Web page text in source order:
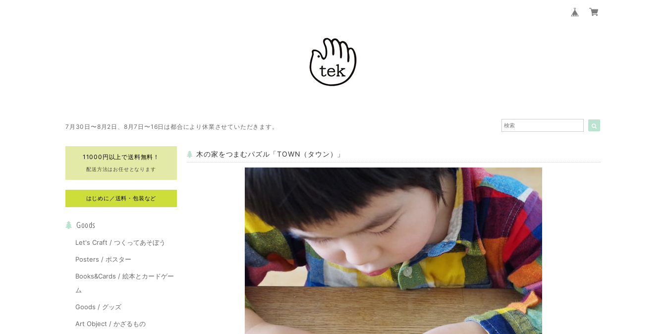
7月30日〜8月2日、8月7日〜16日は都合により休業させていただきます。
11000円以上で送料無料！
配送方法はお任せとなります
はじめに／送料・包装など
Goods
Let's Craft / つくってあそぼう
Posters / ポスター
Books&Cards / 絵本とカードゲー
ム
Goods / グッズ
Art Object / かざるもの
木の家をつまむパズル「TOWN（タウン）」